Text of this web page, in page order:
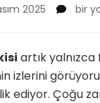
2025
için
bir
artık
izlerini
ediyor. Çoğu